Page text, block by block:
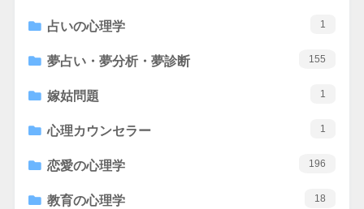
占いの心理学 1
夢占い・夢分析・夢診断 155
嫁姑問題 1
心理カウンセラー 1
恋愛の心理学 196
教育の心理学 18